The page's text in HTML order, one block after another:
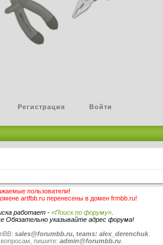
Регистрация Войти
пользователи!
artfbb.ru перенесены в домен frmbb.ru!
работает - «Поиск по форуму».
Обязательно указывайте адрес форума!
sales@forumbb.ru, teams: alex_derenchuk
пишите:admin@forumbb.ru